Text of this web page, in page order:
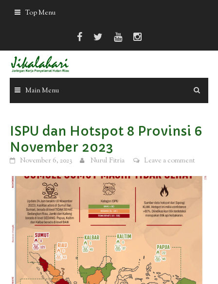
Top Menu
Main Menu
ISPU dan Hotspot 8 Provinsi 6
November 2023
November 6, 2023 Nurul Fitria Leave a comment